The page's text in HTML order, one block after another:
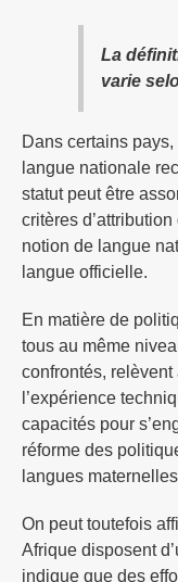
La
varie
Dans certains
langue nationale
statut peut être
critères
notion de langue
langue officielle.
En matière de
tous au même
confrontés,
l’expérience
capacités pour
réforme des
langues
On peut toutefois
Afrique disposent
indique que des